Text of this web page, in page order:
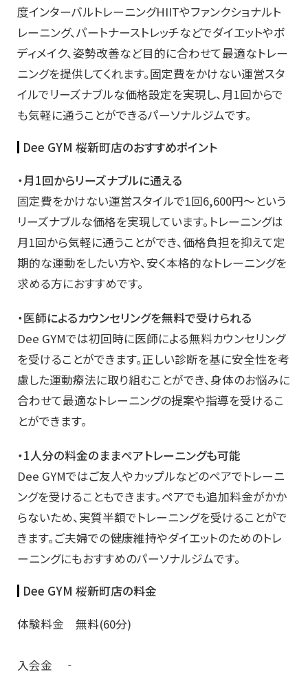
度インターバルトレーニングHIITやファンクショナルト
レーニング、パートナーストレッチなどでダイエットやボ
ディメイク、姿勢改善など目的に合わせて最適なトレー
ニングを提供してくれます。固定費をかけない運営スタ
イルでリーズナブルな価格設定を実現し、月1回からで
も気軽に通うことができるパーソナルジムです。
Dee GYM 桜新町店のおすすめポイント
・月1回からリーズナブルに通える
固定費をかけない運営スタイルで1回6,600円～という
リーズナブルな価格を実現しています。トレーニングは
月1回から気軽に通うことができ、価格負担を抑えて定
期的な運動をしたい方や、安く本格的なトレーニングを
求める方におすすめです。
・医師によるカウンセリングを無料で受けられる
Dee GYMでは初回時に医師による無料カウンセリング
を受けることができます。正しい診断を基に安全性を考
慮した運動療法に取り組むことができ、身体のお悩みに
合わせて最適なトレーニングの提案や指導を受けるこ
とができます。
・1人分の料金のままペアトレーニングも可能
Dee GYMではご友人やカップルなどのペアでトレーニ
ングを受けることもできます。ペアでも追加料金がかか
らないため、実質半額でトレーニングを受けることがで
きます。ご夫婦での健康維持やダイエットのためのトレ
ーニングにもおすすめのパーソナルジムです。
Dee GYM 桜新町店の料金
体験料金 無料(60分)
入会金 ‐